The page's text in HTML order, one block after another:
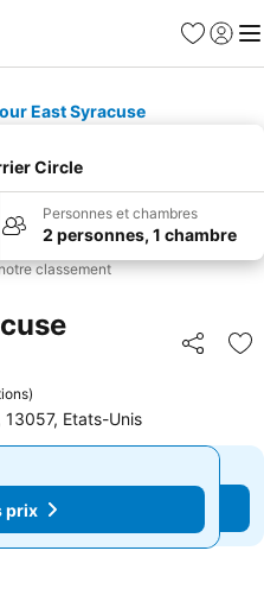
Favoris
Se
East Syracuse
Circle
Personnes et chambres
2 personnes, 1 chambre
classement
Partager
)
Etats-Unis
prix
prix